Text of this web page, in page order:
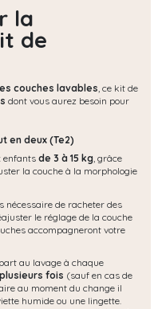
la
de
couches lavables, ce kit de
dont vous aurez besoin pour
en deux (Te2)
enfants de 3 à 15 kg, grâce
la couche à la morphologie
nécessaire de racheter des
le réglage de la couche
accompagneront votre
au lavage à chaque
fois (sauf en cas de
au moment du change il
humide ou une lingette.